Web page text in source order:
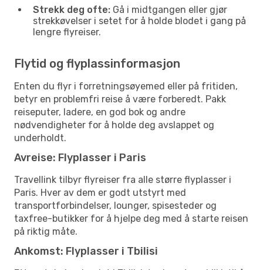
Strekk deg ofte: Gå i midtgangen eller gjør
strekkøvelser i setet for å holde blodet i gang på
lengre flyreiser.
Flytid og flyplassinformasjon
Enten du flyr i forretningsøyemed eller på fritiden,
betyr en problemfri reise å være forberedt. Pakk
reiseputer, ladere, en god bok og andre
nødvendigheter for å holde deg avslappet og
underholdt.
Avreise: Flyplasser i Paris
Travellink tilbyr flyreiser fra alle større flyplasser i
Paris. Hver av dem er godt utstyrt med
transportforbindelser, lounger, spisesteder og
taxfree-butikker for å hjelpe deg med å starte reisen
på riktig måte.
Ankomst: Flyplasser i Tbilisi